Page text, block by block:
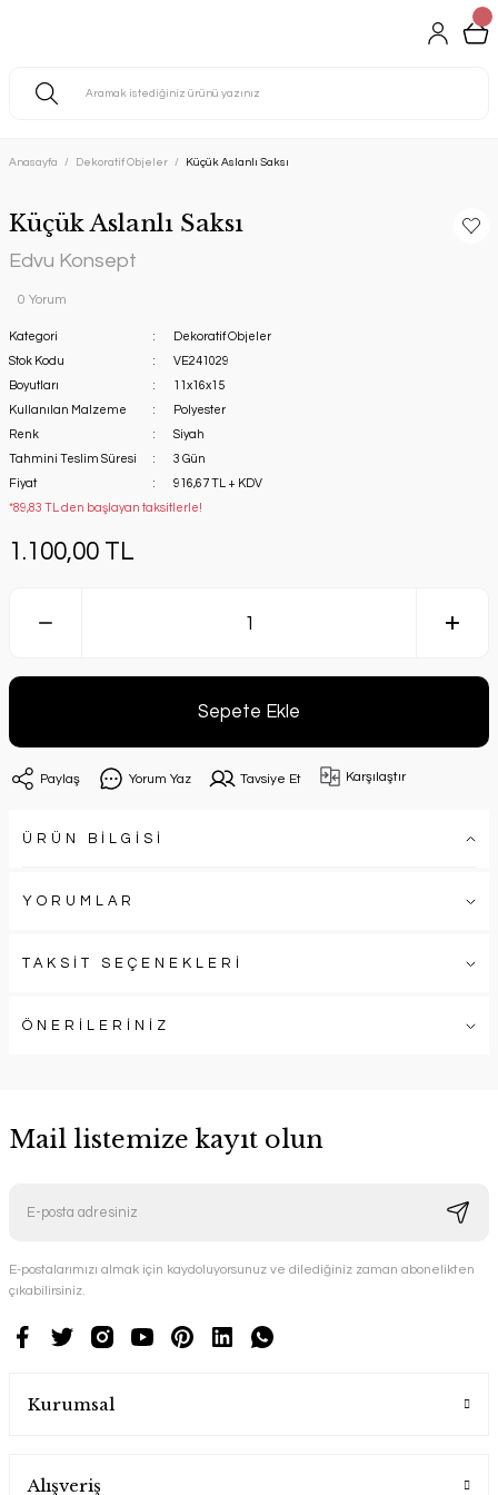
Anasayfa Dekoratif Objeler Küçük Aslanlı Saksı
Küçük Aslanlı Saksı
Edvu Konsept
0 Yorum
Kategori
Dekoratif Objeler
Stok Kodu
VE241029
Boyutları
11x16x15
Kullanılan Malzeme
Polyester
Renk
Siyah
Tahmini Teslim Süresi
3 Gün
Fiyat
916,67 TL + KDV
*89,83 TL den başlayan taksitlerle!
1.100,00 TL
Sepete Ekle
Paylaş Yorum Yaz Tavsiye Et Karşılaştır
ÜRÜN BİLGİSİ
YORUMLAR
TAKSİT SEÇENEKLERİ
ÖNERİLERİNİZ
Mail listemize kayıt olun
E-postalarımızı almak için kaydoluyorsunuz ve dilediğiniz zaman abonelikten
çıkabilirsiniz.
Kurumsal
Alışveriş